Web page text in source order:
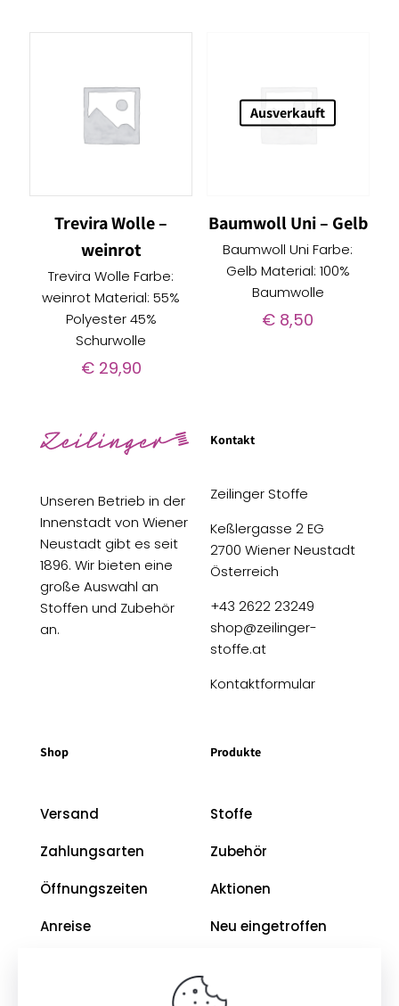
Trevira Wolle –
weinrot
Trevira Wolle Farbe:
weinrot Material: 55%
Polyester 45%
Schurwolle
€29,90
Ausverkauft
Baumwoll Uni – Gelb
Baumwoll Uni Farbe:
Gelb Material: 100%
Baumwolle
€ 8,50
Unseren Betrieb in der
Innenstadt von Wiener
Neustadt gibt es seit
1896. Wir bieten eine
große Auswahl an
Stoffen und Zubehör
an.
Kontakt
Zeilinger Stoffe
Keßlergasse 2 EG
2700 Wiener Neustadt
Österreich
+43 2622 23249
shop@zeilinger-
stoffe.at
Kontaktformular
Shop
Versand
Zahlungsarten
Öffnungszeiten
Anreise
Produkte
Stoffe
Zubehör
Aktionen
Neu eingetroffen